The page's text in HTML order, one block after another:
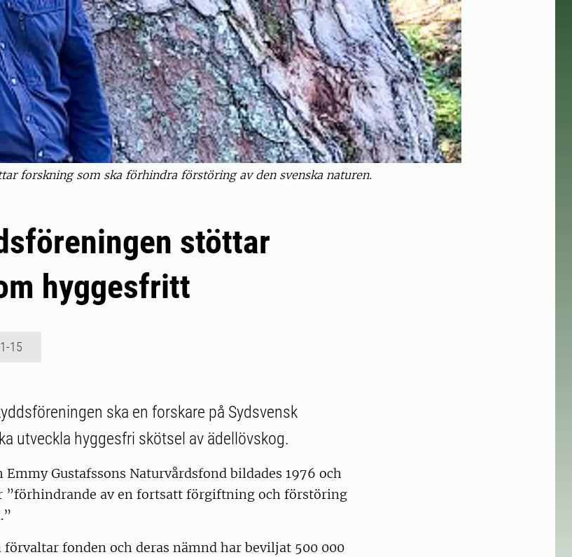
forskning som ska förhindra förstöring av den svenska naturen.
stöttar
hyggesfritt
15
ska en forskare på Sydsvensk
utveckla hyggesfri skötsel av ädellövskog.
Gustafssons Naturvårdsfond bildades 1976 och
”förhindrande av en fortsatt förgiftning och förstöring
fonden och deras nämnd har beviljat 500 000